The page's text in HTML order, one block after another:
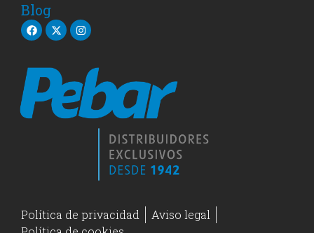
Blog
Política de privacidad
Aviso legal